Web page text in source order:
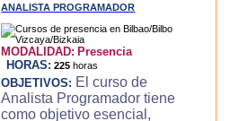
ANALISTA PROGRAMADOR
MODALIDAD: Presencia
HORAS: 225 horas
OBJETIVOS: El curso de
Analista Programador tiene
como objetivo esencial,